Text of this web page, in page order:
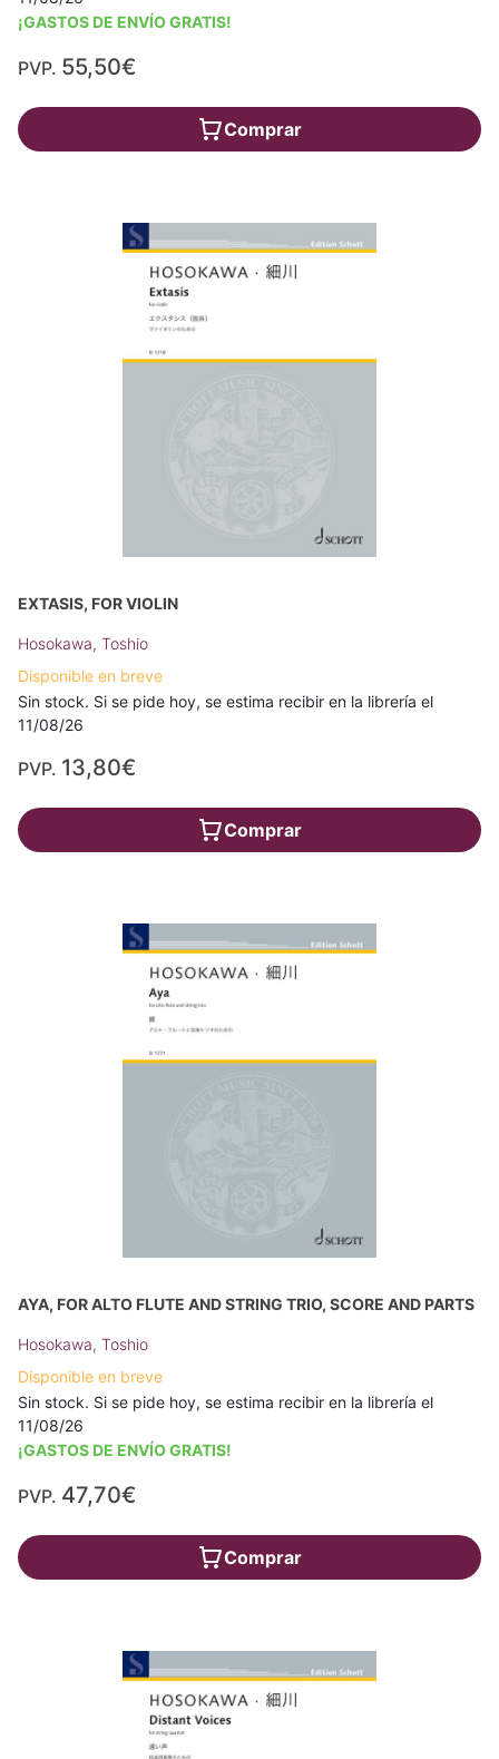
¡GASTOS DE ENVÍO GRATIS!
PVP. 55,50€
Comprar
EXTASIS, FOR VIOLIN
Hosokawa, Toshio
Disponible en breve
Sin stock. Si se pide hoy, se estima recibir en la librería el
11/08/26
PVP. 13,80€
Comprar
AYA, FOR ALTO FLUTE AND STRING TRIO, SCORE AND PARTS
Hosokawa, Toshio
Disponible en breve
Sin stock. Si se pide hoy, se estima recibir en la librería el
11/08/26
¡GASTOS DE ENVÍO GRATIS!
PVP. 47,70€
Comprar